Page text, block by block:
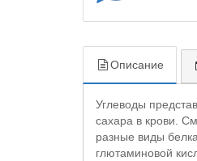
Описание
Углеводы
сахара в крови.
разные виды
глютаминовой